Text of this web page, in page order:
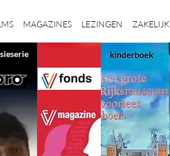
MAGAZINES LEZINGEN ZAKELIJK